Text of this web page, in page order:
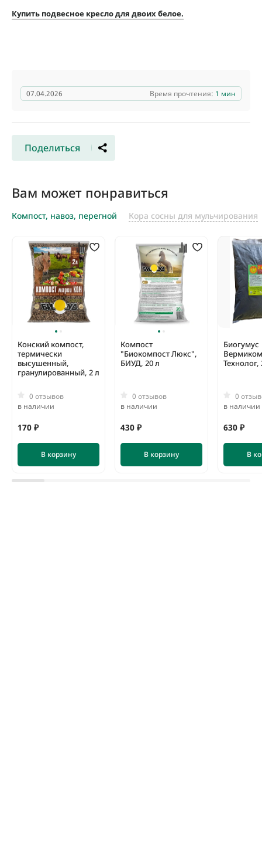
Купить подвесное кресло для двоих белое.
07.04.2026 Время прочтения: 1 мин
Поделиться
Вам может понравиться
Компост, навоз, перегной Кора сосны для мульчирования
Конский компост,
термически
высушенный,
гранулированный, 2 л
0 отзывов
в наличии
170 ₽
В корзину
Компост
"Биокомпост Люкс",
БИУД, 20 л
0 отзывов
в наличии
430 ₽
В корзину
Биогумус
Технолог,
0
в наличии
630 ₽
В